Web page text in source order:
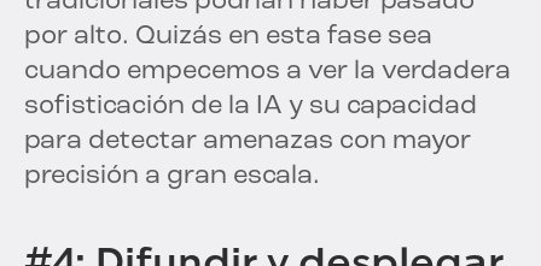
por alto. Quizás en esta fase sea
cuando empecemos a ver la verdadera
sofisticación de la IA y su capacidad
para detectar amenazas con mayor
precisión a gran escala.